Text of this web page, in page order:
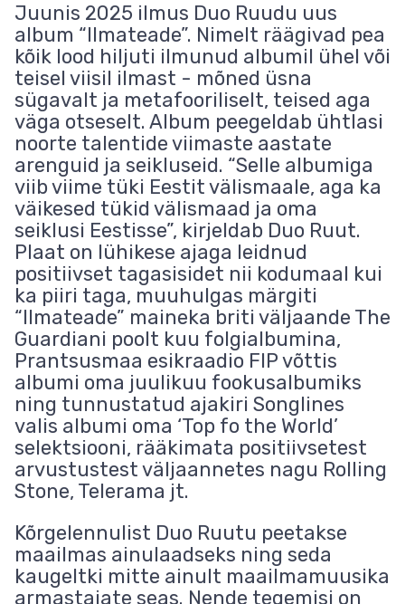
Juunis 2025 ilmus Duo Ruudu uus
album “Ilmateade”. Nimelt räägivad pea
kõik lood hiljuti ilmunud albumil ühel või
teisel viisil ilmast - mõned üsna
sügavalt ja metafooriliselt, teised aga
väga otseselt. Album peegeldab ühtlasi
noorte talentide viimaste aastate
arenguid ja seikluseid. “Selle albumiga
viib viime tüki Eestit välismaale, aga ka
väikesed tükid välismaad ja oma
seiklusi Eestisse”, kirjeldab Duo Ruut.
Plaat on lühikese ajaga leidnud
positiivset tagasisidet nii kodumaal kui
ka piiri taga, muuhulgas märgiti
“Ilmateade” maineka briti väljaande The
Guardiani poolt kuu folgialbumina,
Prantsusmaa esikraadio FIP võttis
albumi oma juulikuu fookusalbumiks
ning tunnustatud ajakiri Songlines
valis albumi oma ‘Top fo the World’
selektsiooni, rääkimata positiivsetest
arvustustest väljaannetes nagu Rolling
Stone, Telerama jt.
Kõrgelennulist Duo Ruutu peetakse
maailmas ainulaadseks ning seda
kaugeltki mitte ainult maailmamuusika
armastajate seas. Nende tegemisi on